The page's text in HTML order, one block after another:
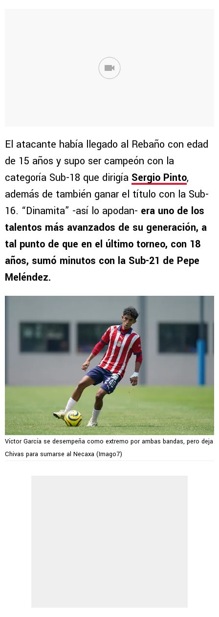
El atacante había llegado al Rebaño con edad
de 15 años y supo ser campeón con la
categoría Sub-18 que dirigía Sergio Pinto,
además de también ganar el título con la Sub-
16. “Dinamita” -así lo apodan- era uno de los
talentos más avanzados de su generación, a
tal punto de que en el último torneo, con 18
años, sumó minutos con la Sub-21 de Pepe
Meléndez.
Víctor García se desempeña como extremo por ambas bandas, pero deja
Chivas para sumarse al Necaxa (Imago7)